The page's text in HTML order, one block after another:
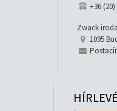
+36 (20)
Zwack
1095